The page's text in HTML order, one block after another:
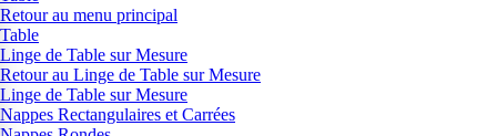
Retour au menu principal
Table
Linge de Table sur Mesure
Retour au Linge de Table sur Mesure
Linge de Table sur Mesure
Nappes Rectangulaires et Carrées